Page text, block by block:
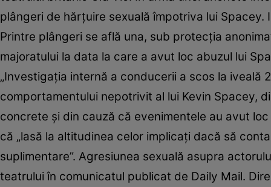
plângeri de hărţuire sexuală împotriva lui
Printre plângeri se află una, sub protecţia
majoratului la data la care a avut loc abuzul lui
„Investigaţia internă a conducerii a scos la
comportamentului nepotrivit al lui Kevin Spacey,
concrete şi din cauză că evenimentele au avut
că „lasă la altitudinea celor implicaţi dacă să
suplimentare”. Agresiunea sexuală asupra
teatrului în comunicatul publicat de Daily Mail.